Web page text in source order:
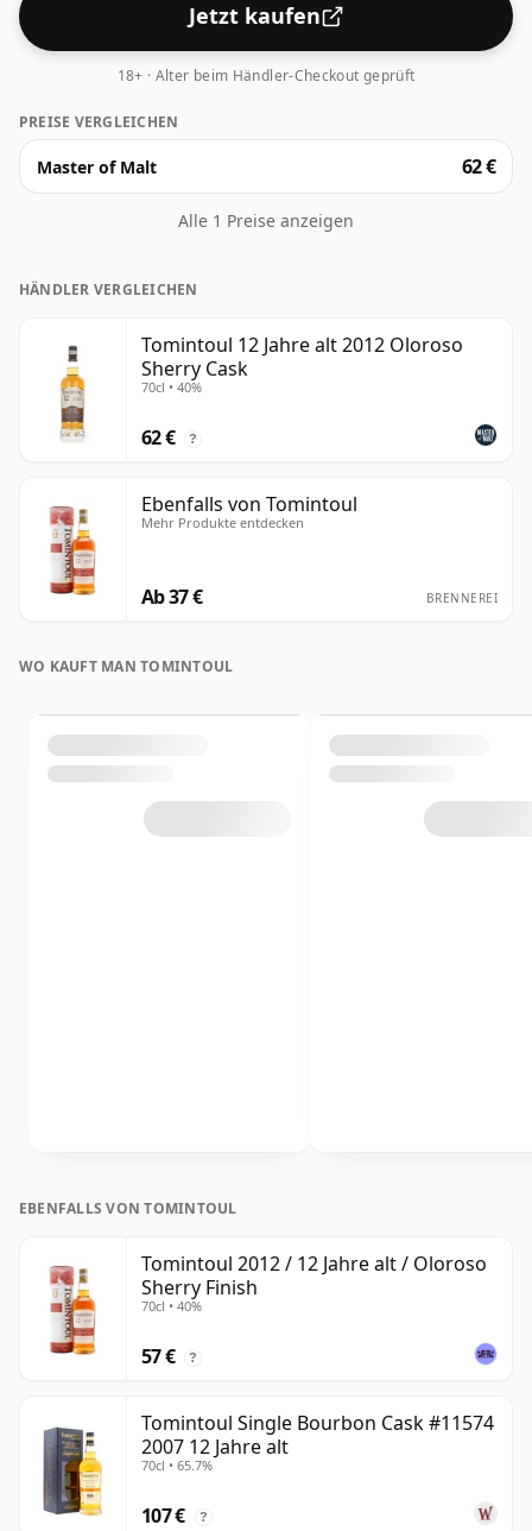
Jetzt kaufen
18+ · Alter beim Händler-Checkout geprüft
PREISE VERGLEICHEN
Master of Malt 62 €
Alle 1 Preise anzeigen
HÄNDLER VERGLEICHEN
Tomintoul 12 Jahre alt 2012 Oloroso
Sherry Cask
70cl • 40%
62 € ?
Ebenfalls von Tomintoul
Mehr Produkte entdecken
Ab 37 € BRENNEREI
WO KAUFT MAN TOMINTOUL
EBENFALLS VON TOMINTOUL
Tomintoul 2012 / 12 Jahre alt / Oloroso
Sherry Finish
70cl • 40%
57 € ?
Tomintoul Single Bourbon Cask #11574
2007 12 Jahre alt
70cl • 65.7%
107 € ?